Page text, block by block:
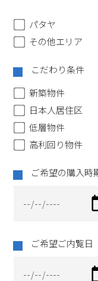
パタヤ
その他エリア
こだわり条件
新築物件
日本人居住区
低層物件
高利回り物件
ご希望の購入時
ご希望ご内覧日